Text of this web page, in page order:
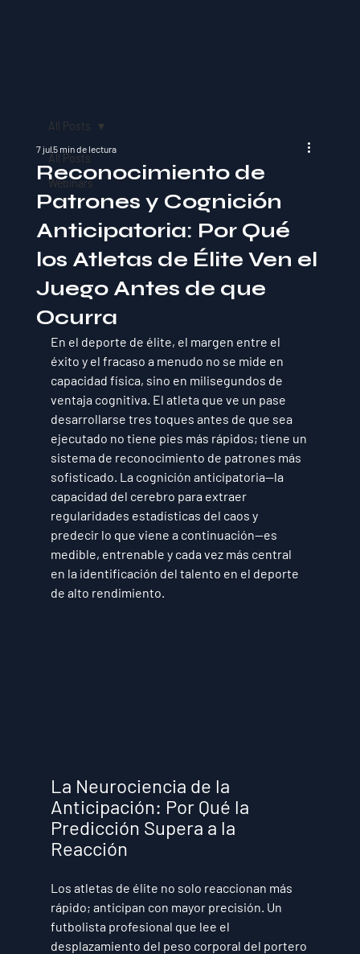
All Posts
Webinars
All Posts
Reconocimiento de
Patrones y Cognición
Anticipatoria: Por Qué
los Atletas de Élite Ven el
Juego Antes de que
Ocurra
7 jul5 min de lectura
En el deporte de élite, el margen entre el
éxito y el fracaso a menudo no se mide en
capacidad física, sino en milisegundos de
ventaja cognitiva. El atleta que ve un pase
desarrollarse tres toques antes de que sea
ejecutado no tiene pies más rápidos; tiene un
sistema de reconocimiento de patrones más
sofisticado. La cognición anticipatoria—la
capacidad del cerebro para extraer
regularidades estadísticas del caos y
predecir lo que viene a continuación—es
medible, entrenable y cada vez más central
en la identificación del talento en el deporte
de alto rendimiento.
La Neurociencia de la
Anticipación: Por Qué la
Predicción Supera a la
Reacción
Los atletas de élite no solo reaccionan más
rápido; anticipan con mayor precisión. Un
futbolista profesional que lee el
desplazamiento del peso corporal del portero